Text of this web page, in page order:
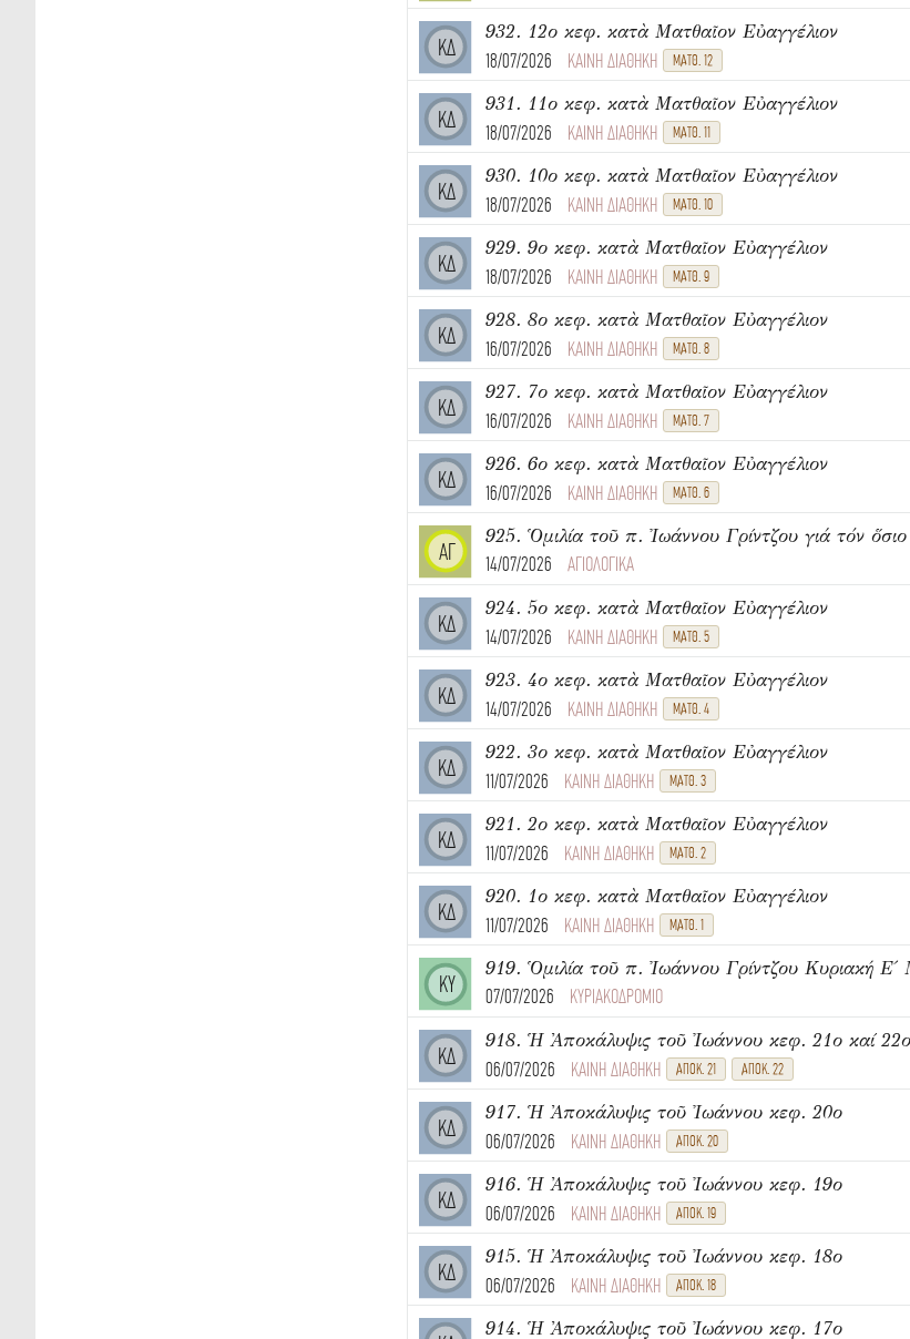
ΚΔ
932. 12ο κεφ. κατὰ Ματθαῖον Εὐαγγέλιον
18/07/2026
ΚΑΙΝΗ ΔΙΑΘΗΚΗ ΜΑΤΘ. 12
ΚΔ
931. 11ο κεφ. κατὰ Ματθαῖον Εὐαγγέλιον
18/07/2026
ΚΑΙΝΗ ΔΙΑΘΗΚΗ ΜΑΤΘ. 11
ΚΔ
930. 10ο κεφ. κατὰ Ματθαῖον Εὐαγγέλιον
18/07/2026
ΚΑΙΝΗ ΔΙΑΘΗΚΗ ΜΑΤΘ. 10
ΚΔ
929. 9ο κεφ. κατὰ Ματθαῖον Εὐαγγέλιον
18/07/2026
ΚΑΙΝΗ ΔΙΑΘΗΚΗ ΜΑΤΘ. 9
ΚΔ
928. 8ο κεφ. κατὰ Ματθαῖον Εὐαγγέλιον
16/07/2026
ΚΑΙΝΗ ΔΙΑΘΗΚΗ ΜΑΤΘ. 8
ΚΔ
927. 7ο κεφ. κατὰ Ματθαῖον Εὐαγγέλιον
16/07/2026
ΚΑΙΝΗ ΔΙΑΘΗΚΗ ΜΑΤΘ. 7
ΚΔ
926. 6ο κεφ. κατὰ Ματθαῖον Εὐαγγέλιον
16/07/2026
ΚΑΙΝΗ ΔΙΑΘΗΚΗ ΜΑΤΘ. 6
ΑΓ
925. Ὁμιλία τοῦ π. Ἰωάννου Γρίντζου γιά τόν ὅσιο
14/07/2026
ΑΓΙΟΛΟΓΙΚΑ
ΚΔ
924. 5ο κεφ. κατὰ Ματθαῖον Εὐαγγέλιον
14/07/2026
ΚΑΙΝΗ ΔΙΑΘΗΚΗ ΜΑΤΘ. 5
ΚΔ
923. 4ο κεφ. κατὰ Ματθαῖον Εὐαγγέλιον
14/07/2026
ΚΑΙΝΗ ΔΙΑΘΗΚΗ ΜΑΤΘ. 4
ΚΔ
922. 3ο κεφ. κατὰ Ματθαῖον Εὐαγγέλιον
11/07/2026
ΚΑΙΝΗ ΔΙΑΘΗΚΗ ΜΑΤΘ. 3
ΚΔ
921. 2ο κεφ. κατὰ Ματθαῖον Εὐαγγέλιον
11/07/2026
ΚΑΙΝΗ ΔΙΑΘΗΚΗ ΜΑΤΘ. 2
ΚΔ
920. 1ο κεφ. κατὰ Ματθαῖον Εὐαγγέλιον
11/07/2026
ΚΑΙΝΗ ΔΙΑΘΗΚΗ ΜΑΤΘ. 1
ΚΥ
07/07/2026
ΚΥΡΙΑΚΟΔΡΟΜΙΟ
ΚΔ
918. Ἡ Ἀποκάλυψις τοῦ Ἰωάννου κεφ. 21ο καί 22ο
06/07/2026
ΚΑΙΝΗ ΔΙΑΘΗΚΗ ΑΠΟΚ. 21 ΑΠΟΚ. 22
ΚΔ
917. Ἡ Ἀποκάλυψις τοῦ Ἰωάννου κεφ. 20ο
06/07/2026
ΚΑΙΝΗ ΔΙΑΘΗΚΗ ΑΠΟΚ. 20
ΚΔ
916. Ἡ Ἀποκάλυψις τοῦ Ἰωάννου κεφ. 19ο
06/07/2026
ΚΑΙΝΗ ΔΙΑΘΗΚΗ ΑΠΟΚ. 19
ΚΔ
915. Ἡ Ἀποκάλυψις τοῦ Ἰωάννου κεφ. 18ο
06/07/2026
ΚΑΙΝΗ ΔΙΑΘΗΚΗ ΑΠΟΚ. 18
914. Ἡ Ἀποκάλυψις τοῦ Ἰωάννου κεφ. 17ο